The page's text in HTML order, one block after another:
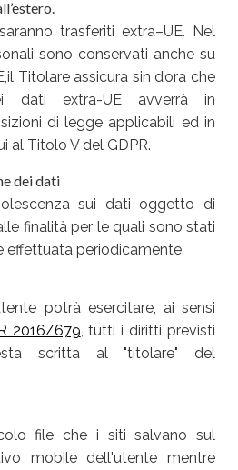
trasferiti extra–UE. Nel
sono conservati anche su
Titolare assicura sin d’ora che
dati extra-UE avverrà in
di legge applicabili ed in
al Titolo V del GDPR.
dei dati
sui dati oggetto di
finalità per le quali sono stati
effettuata periodicamente.
potrà esercitare, ai sensi
2016/679, tutti i diritti previsti
scritta al "titolare" del
file che i siti salvano sul
mobile dell'utente mentre